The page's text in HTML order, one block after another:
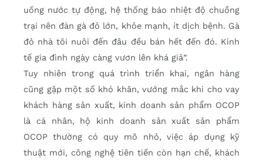
uống nước tự động, hệ thống báo nhiệt độ chuồng
trại nên đàn gà đỏ lớn, khỏe mạnh, ít dịch bệnh. Gà
đỏ nhà tôi nuôi đến đâu đều bán hết đến đó. Kinh
tế gia đình ngày càng vươn lên khá giả”.
Tuy nhiên trong quá trình triển khai, ngân hàng
cũng gặp một số khó khăn, vướng mắc khi cho vay
khách hàng sản xuất, kinh doanh sản phẩm OCOP
là cá nhân, hộ kinh doanh sản xuất sản phẩm
OCOP thường có quy mô nhỏ, việc áp dụng kỹ
thuật mới, công nghệ tiên tiến còn hạn chế, khách